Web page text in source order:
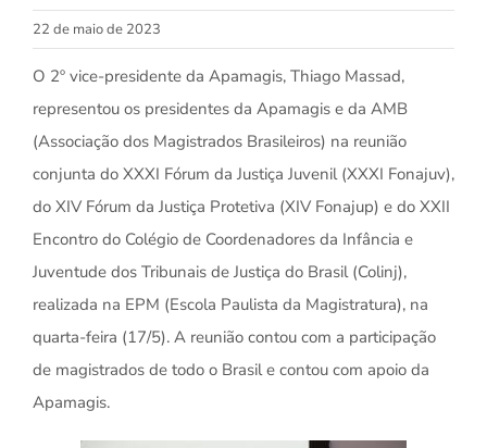
22 de maio de 2023
O 2º vice-presidente da Apamagis, Thiago Massad,
representou os presidentes da Apamagis e da AMB
(Associação dos Magistrados Brasileiros) na reunião
conjunta do XXXI Fórum da Justiça Juvenil (XXXI Fonajuv),
do XIV Fórum da Justiça Protetiva (XIV Fonajup) e do XXII
Encontro do Colégio de Coordenadores da Infância e
Juventude dos Tribunais de Justiça do Brasil (Colinj),
realizada na EPM (Escola Paulista da Magistratura), na
quarta-feira (17/5). A reunião contou com a participação
de magistrados de todo o Brasil e contou com apoio da
Apamagis.